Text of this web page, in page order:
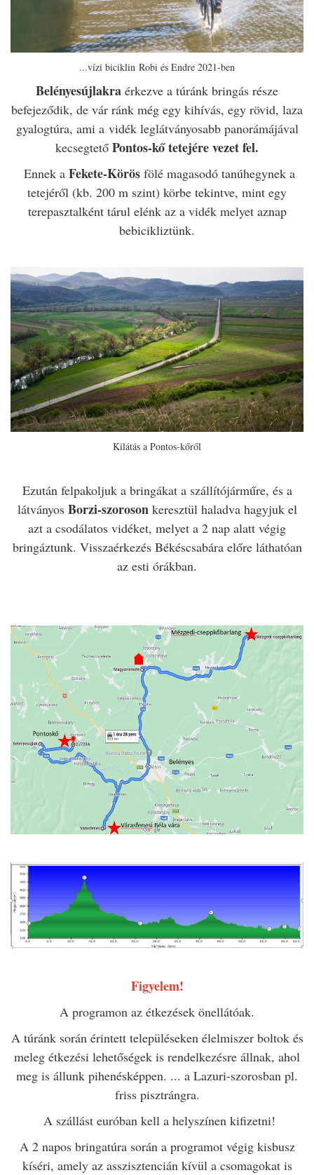
...vízi biciklin Robi és Endre 2021-ben
Belényesújlakra érkezve a túránk bringás része
befejeződik, de vár ránk még egy kihívás, egy rövid, laza
gyalogtúra, ami a vidék leglátványosabb panorámájával
kecsegtető Pontos-kő tetejére vezet fel.
Ennek a Fekete-Körösfölé magasodó tanúhegynek a
tetejéről (kb. 200 m szint) körbe tekintve, mint egy
terepasztalként tárul elénk az a vidék melyet aznap
bebicikliztünk.
Kilátás a Pontos-kőről
Ezután felpakoljuk a bringákat a szállítójárműre, és a
látványos Borzi-szorosonkeresztül haladva hagyjuk el
azt a csodálatos vidéket, melyet a 2 nap alatt végig
bringáztunk. Visszaérkezés Békéscsabára előre láthatóan
az esti órákban.
Figyelem!
A programon az étkezések önellátóak.
A túránk során érintett településeken élelmiszer boltok és
meleg étkezési lehetőségek is rendelkezésre állnak, ahol
meg is állunk pihenésképpen. ... a Lazuri-szorosban pl.
friss pisztrángra.
A szállást euróban kell a helyszínen kifizetni!
A 2 napos bringatúra során a programot végig kisbusz
kíséri, amely az asszisztencián kívül a csomagokat is